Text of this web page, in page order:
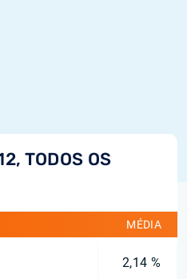
TODOS OS
MÉDIA
2,14 %